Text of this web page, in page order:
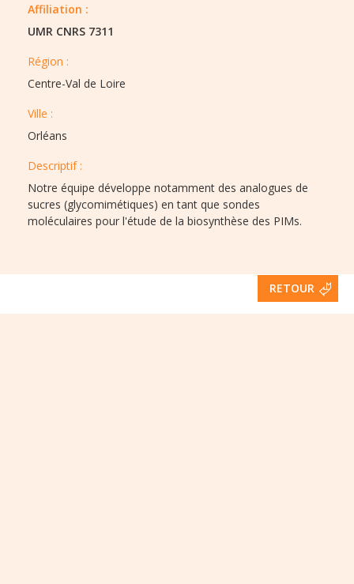
Affiliation :
UMR CNRS 7311
Région :​​
Centre-Val de Loire
Ville :​​
Orléans
Descriptif :​
Notre équipe développe notamment des analogues de
sucres (glycomimétiques) en tant que sondes
moléculaires pour l'étude de la biosynthèse des PIMs.
RETOUR